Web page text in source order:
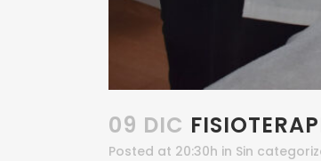
09 DIC
Posted at 20:30h in Sin